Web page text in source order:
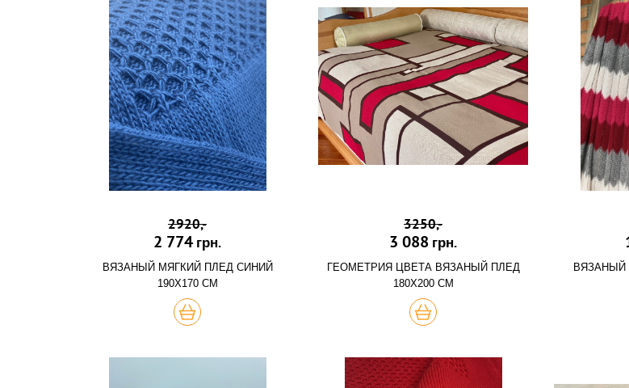
2920,-
2 774 грн.
ВЯЗАНЫЙ МЯГКИЙ ПЛЕД СИНИЙ
190Х170 СМ
ХОЧУ
3250,-
3 088 грн.
ГЕОМЕТРИЯ ЦВЕТА ВЯЗАНЫЙ ПЛЕД
180Х200 СМ
ХОЧУ
ВЯЗАНЫЙ